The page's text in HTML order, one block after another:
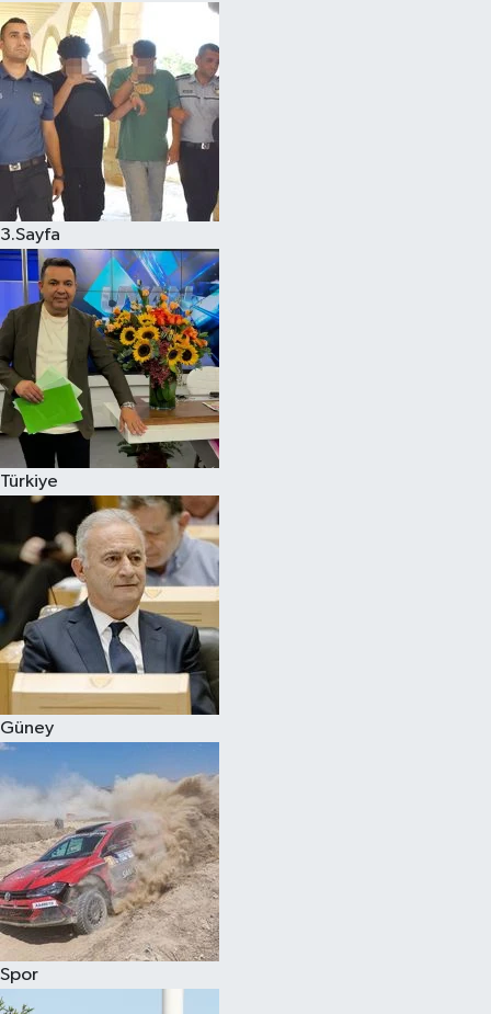
3.Sayfa
Türkiye
Güney
Spor